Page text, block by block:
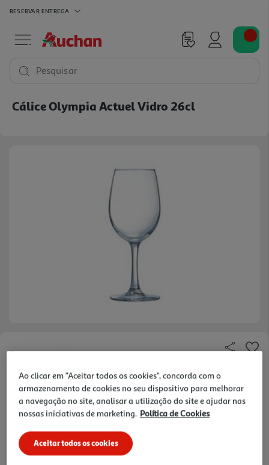
RESERVAR ENTREGA
Pesquisar
Cálice Olympia Actuel Vidro 26cl
Faça a sua avaliação
1.99 €/un
1,99 €
Ao clicar em "Aceitar todos os cookies", concorda com o
armazenamento de cookies no seu dispositivo para melhorar
a navegação no site, analisar a utilização do site e ajudar nas
nossas iniciativas de marketing. Política de Cookies
Aceitar todos os cookies